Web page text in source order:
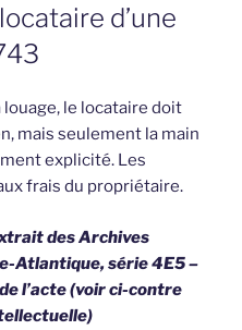
d’une
le locataire doit
mais seulement la main
explicité. Les
frais du propriétaire.
des Archives
Atlantique, série 4E5 –
l’acte (voir ci-contre